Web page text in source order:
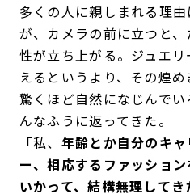
多くの人に親しまれる理
が、カメラの前に立つと
性が立ち上がる。ジュエ
えるというより、その煌
驚くほど自然になじんで
んなふうに返ってきた。
「私、 年齢とか自分のキ
ー、相応するファッショ
いかって、結構無理して